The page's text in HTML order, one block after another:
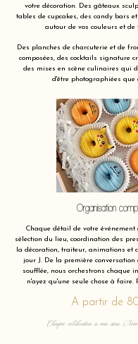
votre décoration. Des gâteaux
tables de cupcakes, des candy bars
autour de vos couleurs et de
Des planches de charcuterie et de
composées, des cocktails signature
des mises en scène culinaires qui
d'être photographiées que
Organisation
Chaque détail de votre événement
sélection du lieu, coordination des
la décoration, traiteur, animations et
jour J. De la première
soufflée, nous orchestrons chaque
n'ayez qu'une seule chose à faire.
A partir de
Chaque célébration a une âme.